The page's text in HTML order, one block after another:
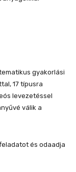
gyakorlási
17 típusra
levezetéssel
válik a
és odaadja